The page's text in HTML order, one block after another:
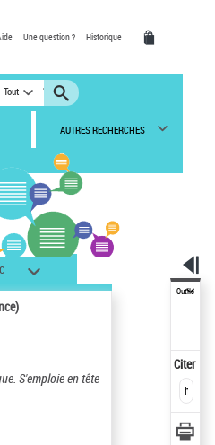
Une question ? Historique
Tout
AUTRES RECHERCHES
S'emploie en tête
Outils
Citer